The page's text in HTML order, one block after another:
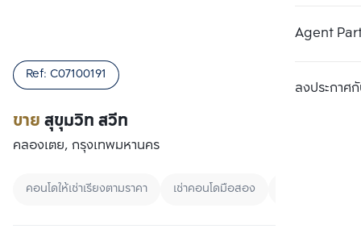
Agent
ลงประกาศกั
ขายสุขุมวิท สวีท
Ref: C07100191
คลองเตย, กรุงเทพมหานคร
คอนโดให้เช่าเรียงตามราคา เช่าคอนโดมือสอง